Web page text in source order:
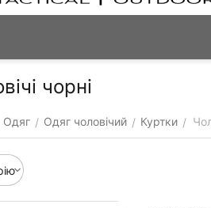
чорні
Одяг / Одяг чоловічий / Куртки /